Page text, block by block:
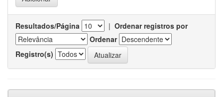
Resultados/Página | Ordenar registros por
Ordenar
Registro(s)